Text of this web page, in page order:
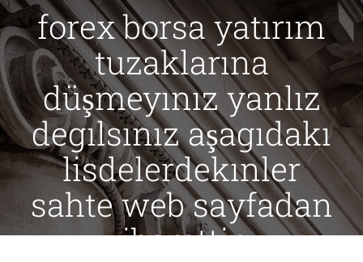
forex borsa yatırım
tuzaklarına
düşmeyınız yanlız
degılsınız aşagıdakı
lisdelerdekınler
sahte web sayfadan
ibarettir